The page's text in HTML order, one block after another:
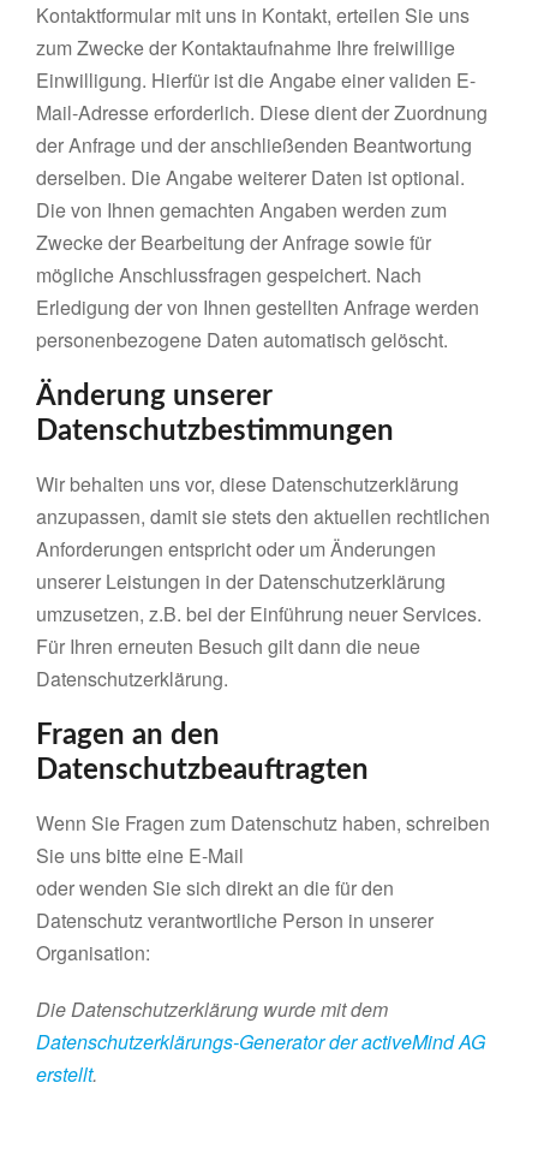
Kontaktformular mit uns in Kontakt, erteilen Sie uns
zum Zwecke der Kontaktaufnahme Ihre freiwillige
Einwilligung. Hierfür ist die Angabe einer validen E-
Mail-Adresse erforderlich. Diese dient der Zuordnung
der Anfrage und der anschließenden Beantwortung
derselben. Die Angabe weiterer Daten ist optional.
Die von Ihnen gemachten Angaben werden zum
Zwecke der Bearbeitung der Anfrage sowie für
mögliche Anschlussfragen gespeichert. Nach
Erledigung der von Ihnen gestellten Anfrage werden
personenbezogene Daten automatisch gelöscht.
Änderung unserer
Datenschutzbestimmungen
Wir behalten uns vor, diese Datenschutzerklärung
anzupassen, damit sie stets den aktuellen rechtlichen
Anforderungen entspricht oder um Änderungen
unserer Leistungen in der Datenschutzerklärung
umzusetzen, z.B. bei der Einführung neuer Services.
Für Ihren erneuten Besuch gilt dann die neue
Datenschutzerklärung.
Fragen an den
Datenschutzbeauftragten
Wenn Sie Fragen zum Datenschutz haben, schreiben
Sie uns bitte eine E-Mail
oder wenden Sie sich direkt an die für den
Datenschutz verantwortliche Person in unserer
Organisation:
Die Datenschutzerklärung wurde mit dem
Datenschutzerklärungs-Generator der activeMind AG
erstellt.